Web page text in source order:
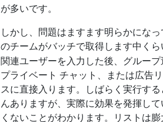
が多いです。
しかし、問題はますます明らかにな
のチームがバッチで取得します中くら
関連ユーザーを入力した後、グルー
プライベート チャット、または広告
スに直接入ります。しばらく実行す
んありますが、実際に効果を発揮し
くないことがわかります。リストは